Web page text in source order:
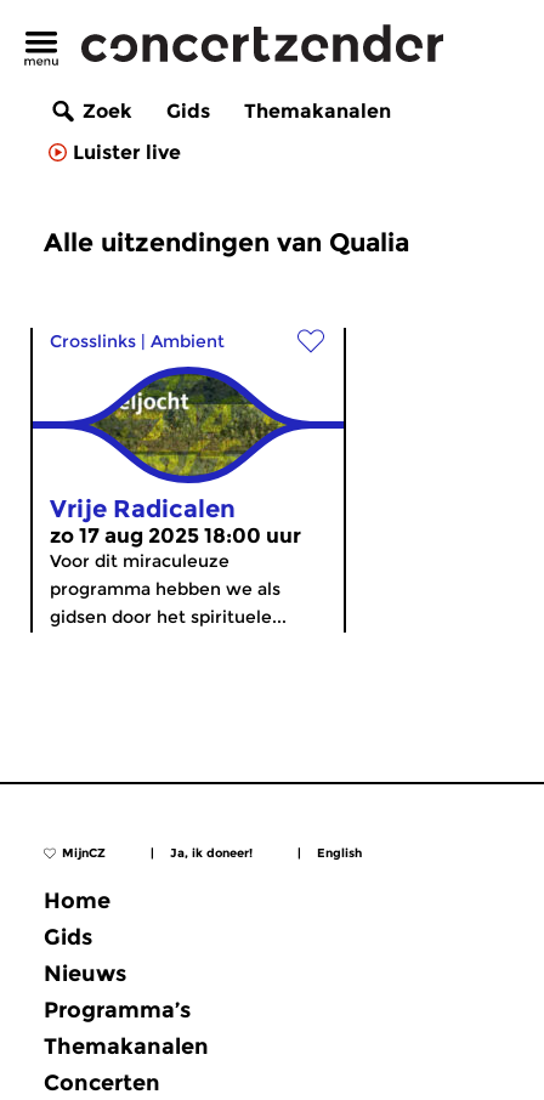
Zoek Gids
Themakanalen
Luister live
Alle uitzendingen van Qualia
Crosslinks | Ambient
Vrije Radicalen
zo 17 aug 2025 18:00 uur
Voor dit miraculeuze
programma hebben we als
gidsen door het spirituele...
MijnCZ | Ja, ik doneer! | English
Home
Gids
Nieuws
Programma’s
Themakanalen
Concerten